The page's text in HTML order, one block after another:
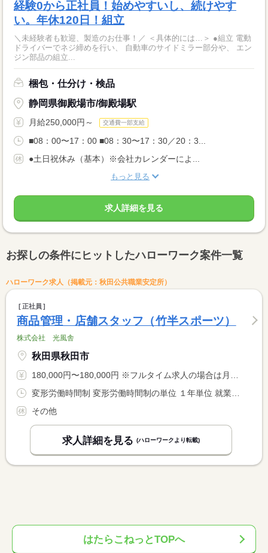
経験0から正社員！始めやすいし、続けやす
い。年休120日！組立
＼未経験者も歓迎、製造のお仕事！／ ＜具体的には…＞ ●組立 電動
ドライバーでネジ締めを行い、 自動車のサイドミラー部分や、 エン
ジン部品の組立...
梱包・仕分け・検品
静岡県御殿場市/御殿場駅
月給250,000円～ 交通費一部支給
■08：00〜17：00 ■08：30〜17：30／20：3...
●土日祝休み（基本）※会社カレンダーによ...
もっと見る
求人詳細を見る
お探しの条件にヒットしたハローワーク案件一覧
ハローワーク求人（掲載元：秋田公共職業安定所）
正社員
商品管理・店舗スタッフ（竹半スポーツ）
株式会社 光風舎
秋田県秋田市
180,000円〜180,000円 ※フルタイム求人の場合は月額（換算額）、パート求人の場合は時間額を表示しています。
変形労働時間制 変形労働時間制の単位 １年単位 就業時間１ 10時00分〜19時00分 就業時間に関する特記事項 １日７．２５Ｈ勤務
その他
求人詳細を見る (ハローワークより転載)
はたらこねっとTOPへ